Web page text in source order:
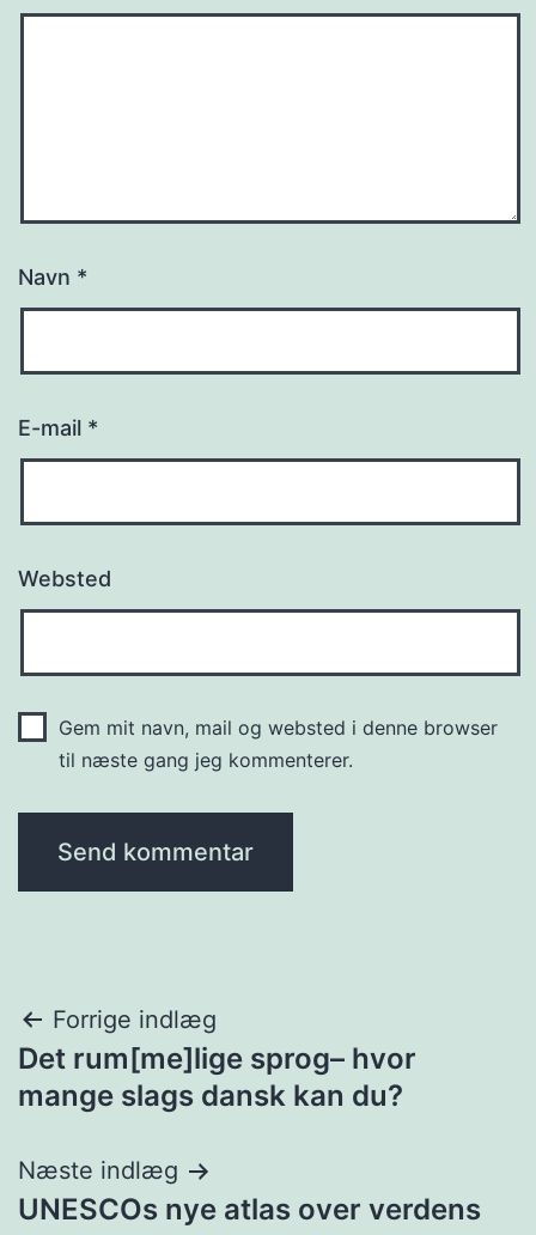
Navn *
E-mail *
Websted
Gem mit navn, mail og websted i denne browser
til næste gang jeg kommenterer.
Indlægsnavigation
Forrige indlæg
Det rum[me]lige sprog– hvor
mange slags dansk kan du?
Næste indlæg
UNESCOs nye atlas over verdens